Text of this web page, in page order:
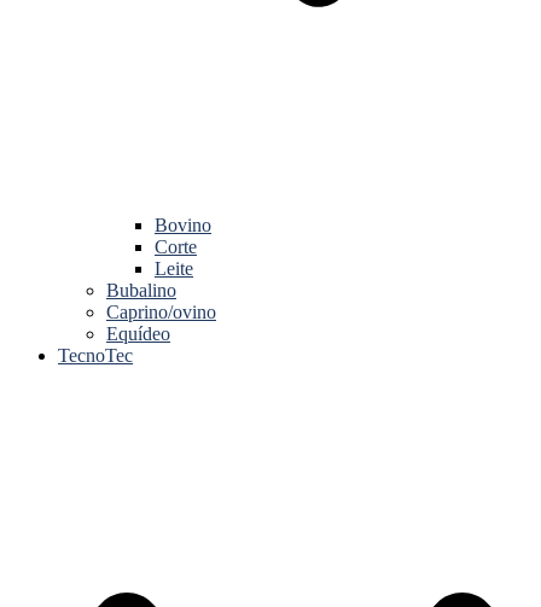
Bovino
Corte
Leite
Bubalino
Caprino/ovino
Equídeo
TecnoTec